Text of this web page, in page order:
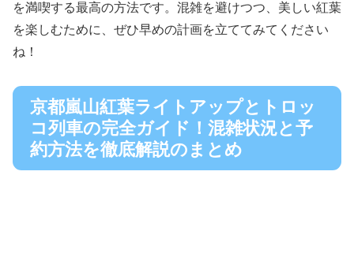
を満喫する最高の方法です。混雑を避けつつ、美しい紅葉
を楽しむために、ぜひ早めの計画を立ててみてください
ね！
京都嵐山紅葉ライトアップとトロッ
コ列車の完全ガイド！混雑状況と予
約方法を徹底解説のまとめ